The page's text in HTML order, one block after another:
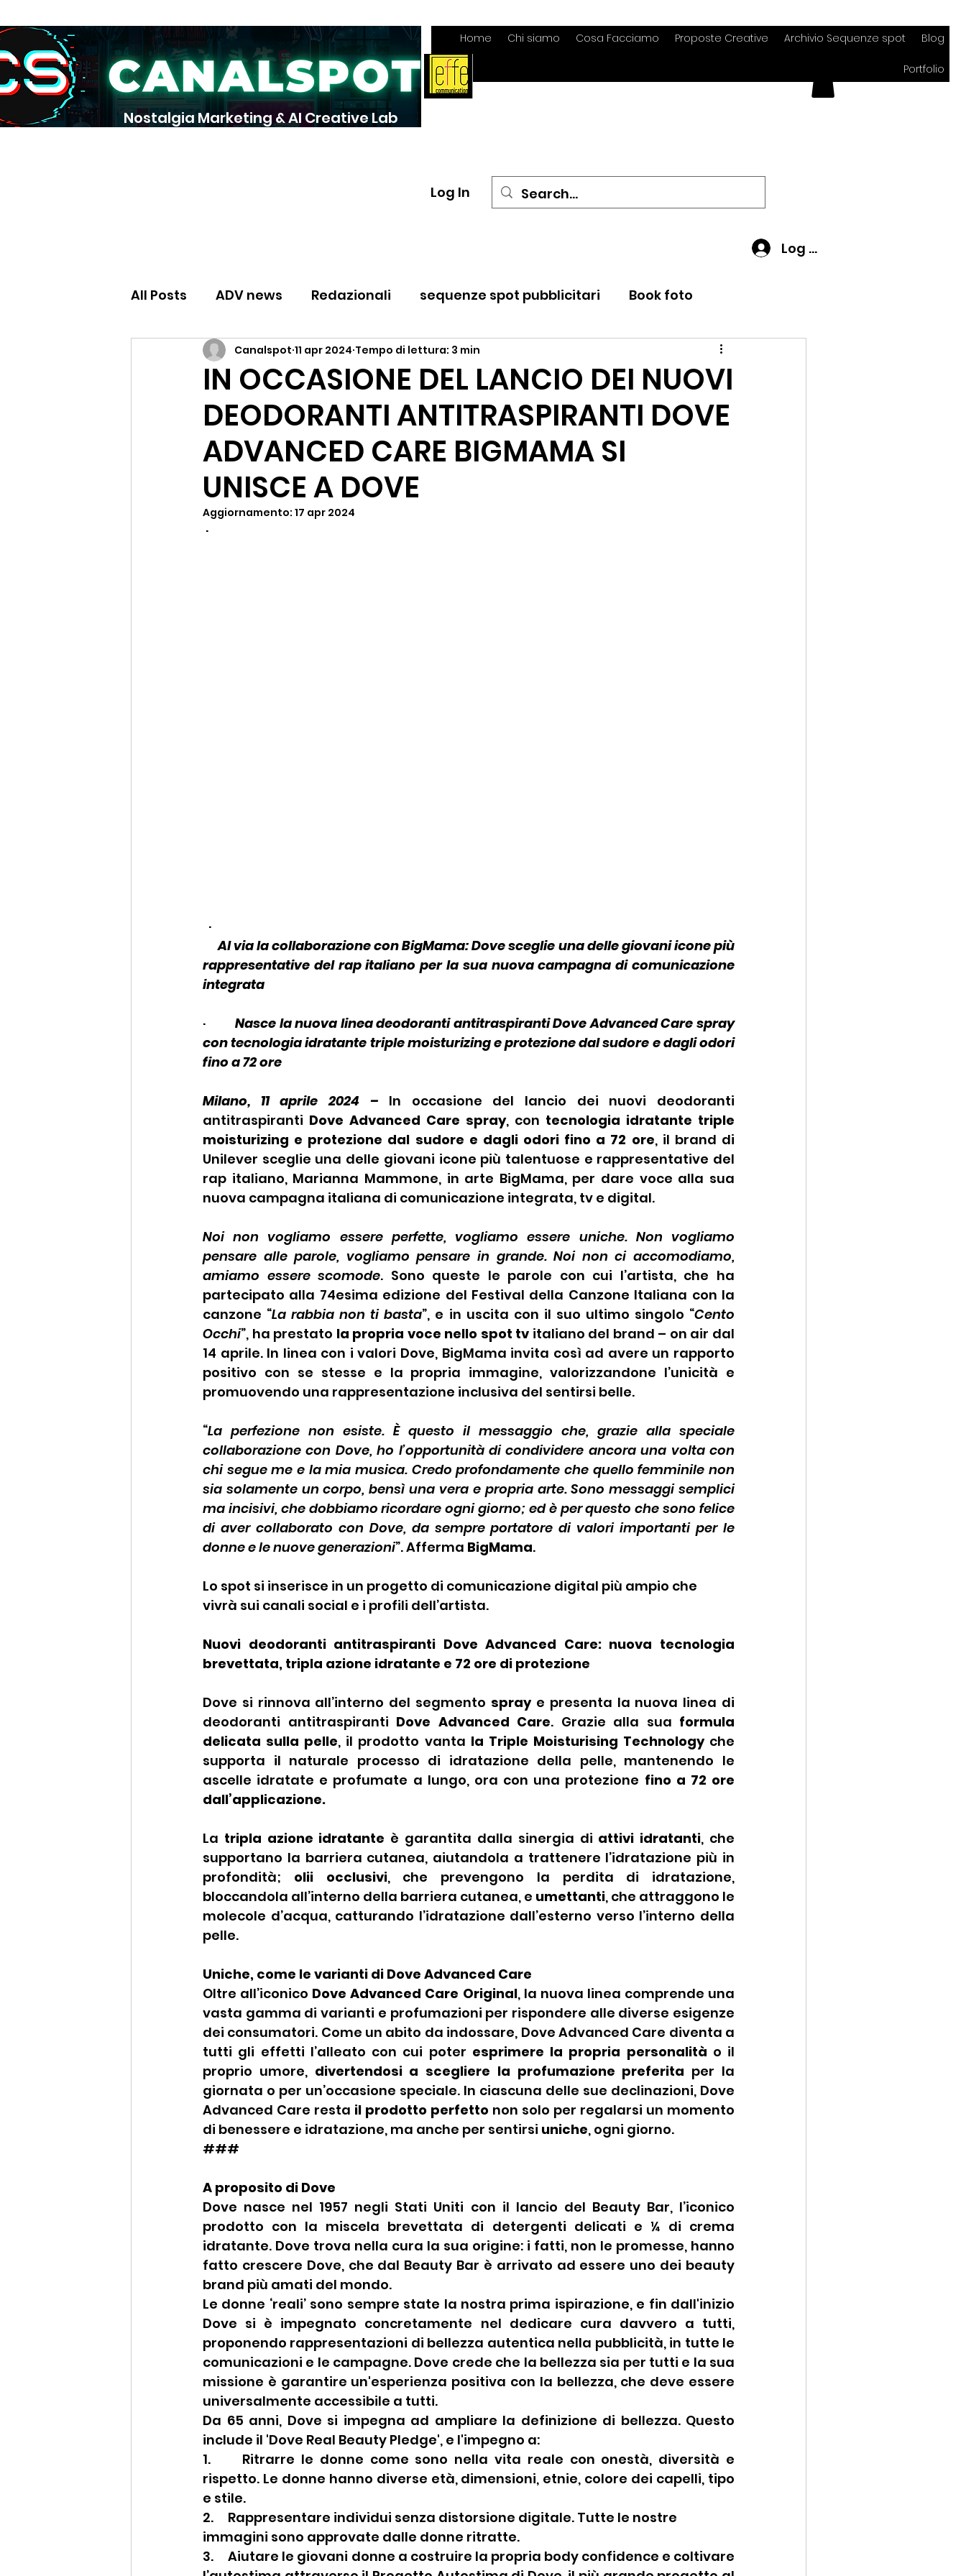
Home Chi siamo Cosa Facciamo Proposte Creative Archivio Sequenze spot Blog
Portfolio
Nostalgia Marketing & AI Creative Lab
Log In
Log In
All Posts ADV news Redazionali sequenze spot pubblicitari Book foto
IN OCCASIONE DEL LANCIO DEI NUOVI
DEODORANTI ANTITRASPIRANTI DOVE
ADVANCED CARE BIGMAMA SI
UNISCE A DOVE
Canalspot 11 apr 2024 Tempo di lettura: 3 min
Aggiornamento: 17 apr 2024
·
·
Al via la collaborazione con BigMama: Dove sceglie una delle giovani icone più
rappresentative del rap italiano per la sua nuova campagna di comunicazione
integrata
· Nasce la nuova linea deodoranti antitraspiranti Dove Advanced Care spray
con tecnologia idratante triple moisturizing e protezione dal sudore e dagli odori
fino a 72 ore
Milano, 11 aprile 2024 – In occasione del lancio dei nuovi deodoranti
antitraspiranti Dove Advanced Care spray, con tecnologia idratante triple
moisturizing e protezione dal sudore e dagli odori fino a 72 ore, il brand di
Unilever sceglie una delle giovani icone più talentuose e rappresentative del
rap italiano, Marianna Mammone, in arte BigMama, per dare voce alla sua
nuova campagna italiana di comunicazione integrata, tv e digital.
Noi non vogliamo essere perfette, vogliamo essere uniche. Non vogliamo
pensare alle parole, vogliamo pensare in grande. Noi non ci accomodiamo,
amiamo essere scomode. Sono queste le parole con cui l’artista, che ha
partecipato alla 74esima edizione del Festival della Canzone Italiana con la
canzone “La rabbia non ti basta”, e in uscita con il suo ultimo singolo “Cento
Occhi”, ha prestato la propria voce nello spot tv italiano del brand – on air dal
14 aprile. In linea con i valori Dove, BigMama invita così ad avere un rapporto
positivo con se stesse e la propria immagine, valorizzandone l’unicità e
promuovendo una rappresentazione inclusiva del sentirsi belle.
“La perfezione non esiste. È questo il messaggio che, grazie alla speciale
collaborazione con Dove, ho l’opportunità di condividere ancora una volta con
chi segue me e la mia musica. Credo profondamente che quello femminile non
sia solamente un corpo, bensì una vera e propria arte. Sono messaggi semplici
ma incisivi, che dobbiamo ricordare ogni giorno; ed è per questo che sono felice
di aver collaborato con Dove, da sempre portatore di valori importanti per le
donne e le nuove generazioni”. Afferma BigMama.
Lo spot si inserisce in un progetto di comunicazione digital più ampio che
vivrà sui canali social e i profili dell’artista.
Nuovi deodoranti antitraspiranti Dove Advanced Care: nuova tecnologia
brevettata, tripla azione idratante e 72 ore di protezione
Dove si rinnova all’interno del segmento spray e presenta la nuova linea di
deodoranti antitraspiranti Dove Advanced Care. Grazie alla sua formula
delicata sulla pelle, il prodotto vanta la Triple Moisturising Technology che
supporta il naturale processo di idratazione della pelle, mantenendo le
ascelle idratate e profumate a lungo, ora con una protezione fino a 72 ore
dall’applicazione.
La tripla azione idratante è garantita dalla sinergia di attivi idratanti, che
supportano la barriera cutanea, aiutandola a trattenere l’idratazione più in
profondità; olii occlusivi, che prevengono la perdita di idratazione,
bloccandola all’interno della barriera cutanea, e umettanti, che attraggono le
molecole d’acqua, catturando l’idratazione dall’esterno verso l’interno della
pelle.
Uniche, come le varianti di Dove Advanced Care
Oltre all’iconico Dove Advanced Care Original, la nuova linea comprende una
vasta gamma di varianti e profumazioni per rispondere alle diverse esigenze
dei consumatori. Come un abito da indossare, Dove Advanced Care diventa a
tutti gli effetti l’alleato con cui poter esprimere la propria personalità o il
proprio umore, divertendosi a scegliere la profumazione preferita per la
giornata o per un’occasione speciale. In ciascuna delle sue declinazioni, Dove
Advanced Care resta il prodotto perfetto non solo per regalarsi un momento
di benessere e idratazione, ma anche per sentirsi uniche, ogni giorno.
###
A proposito di Dove
Dove nasce nel 1957 negli Stati Uniti con il lancio del Beauty Bar, l’iconico
prodotto con la miscela brevettata di detergenti delicati e ¼ di crema
idratante. Dove trova nella cura la sua origine: i fatti, non le promesse, hanno
fatto crescere Dove, che dal Beauty Bar è arrivato ad essere uno dei beauty
brand più amati del mondo.
Le donne ‘reali’ sono sempre state la nostra prima ispirazione, e fin dall'inizio
Dove si è impegnato concretamente nel dedicare cura davvero a tutti,
proponendo rappresentazioni di bellezza autentica nella pubblicità, in tutte le
comunicazioni e le campagne. Dove crede che la bellezza sia per tutti e la sua
missione è garantire un'esperienza positiva con la bellezza, che deve essere
universalmente accessibile a tutti.
Da 65 anni, Dove si impegna ad ampliare la definizione di bellezza. Questo
include il 'Dove Real Beauty Pledge', e l'impegno a:
1.     Ritrarre le donne come sono nella vita reale con onestà, diversità e
rispetto. Le donne hanno diverse età, dimensioni, etnie, colore dei capelli, tipo
e stile.
2.     Rappresentare individui senza distorsione digitale. Tutte le nostre
immagini sono approvate dalle donne ritratte.
3.     Aiutare le giovani donne a costruire la propria body confidence e coltivare